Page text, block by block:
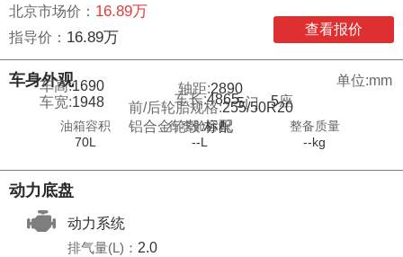
北京市场价： 16.89万
指导价： 16.89万 查看报价
车身外观
单位:mm
车长:4865
车宽:1948 5座
5门
车高:1690 轴距:2890
前/后轮胎规格:255/50R20
铝合金轮毂:标配
油箱容积
70L
行李舱容积
--L
整备质量
--kg
动力底盘
动力系统
排气量(L)： 2.0